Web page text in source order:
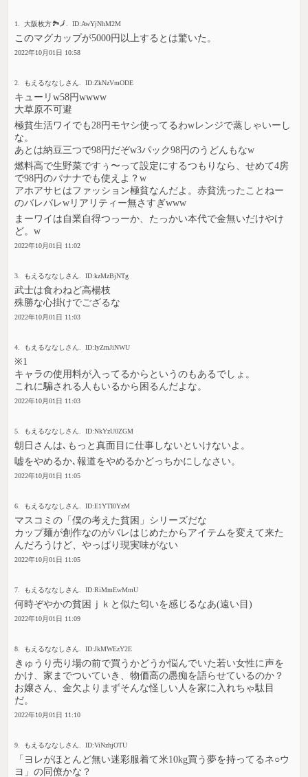
1. 大阪枚方🏞🗾. ID:AwYjNhM2M
このマグカップが5000円以上するとは驚いた。
2022年10月01日 10:58
2. もえるななしさん. ID:ZkNzVmODE
キューリw58円wwww
大草原不可避
極貧生活ワイでも28円モヤシ使ってるわwレンジで蒸しゃいーし
な。
あとは納豆三つで98円だぞw3パック98円のうどんもなw
燃料高で生野菜ですぅ〜って設定にするつもりなら、せめて4房
で98円のバナナでも使えよ？w
アホアサヒはファッション極貧なんだよ。赤貧洗ったことねー
のバレバレwリアリティー無さすぎwww
まーワイは自業自得つっーか、たっかい本代で金無いだけやけ
ど。w
2022年10月01日 11:02
3. もえるななしさん. ID:kzMzBjNTg
武士は食わねど高楊枝
殊勝な心掛けでござるな
2022年10月01日 11:03
4. もえるななしさん. ID:IyZmJiNWU
※1
キャラの使用料が入ってるからというのもあるでしょ。
これに騙される人もいるから困るんだよな。
2022年10月01日 11:03
5. もえるななしさん. ID:NkYzU0ZGM
朝日さんは､もっと真面目に仕事しないといけないよ。
嘘をやめるか､報道をやめるかどっちかにしなさい。
2022年10月01日 11:05
6. もえるななしさん. ID:E1YTI0YzM
マスコミの「僕の考えた貧困」シリーズだな
カップ麺が創作なのがバレはじめたからアイテムを変えて来た
んだろうけど、やっぱり現実味がない
2022年10月01日 11:05
7. もえるななしさん. ID:RiMmEwMmU
何時ぞやかの貧困ｊｋと似た匂いを感じるなあ(遠い目)
2022年10月01日 11:09
8. もえるななしさん. ID:JkMWEzY2E
きゅうり売り場の前で買うかどうか悩んでいた若い女性に声を
かけ、家までついていき、物価高の愚痴を語らせているのか？
お嬢さん、金欠よりまずそんな怪しい人を家に入れちゃ駄目
だ。
2022年10月01日 11:10
9. もえるななしさん. ID:ViNzhjOTU
「ヨレがほとんど無い迷彩服着て米10kg買う夢を持ってるネ○ウ
ヨ」の同僚かな？